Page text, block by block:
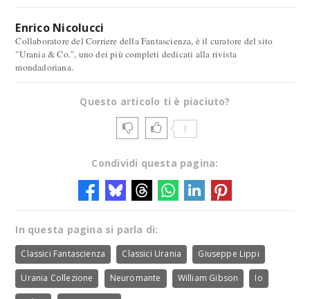
Enrico Nicolucci
Collaboratore del Corriere della Fantascienza, è il curatore del sito
"Urania & Co.", uno dei più completi dedicati alla rivista
mondadoriana.
Questo articolo ti è piaciuto?
1
Condividi questa pagina:
In questa pagina si parla di:
Classici Fantascienza Classici Urania Giuseppe Lippi
Urania Collezione Neuromante William Gibson Io